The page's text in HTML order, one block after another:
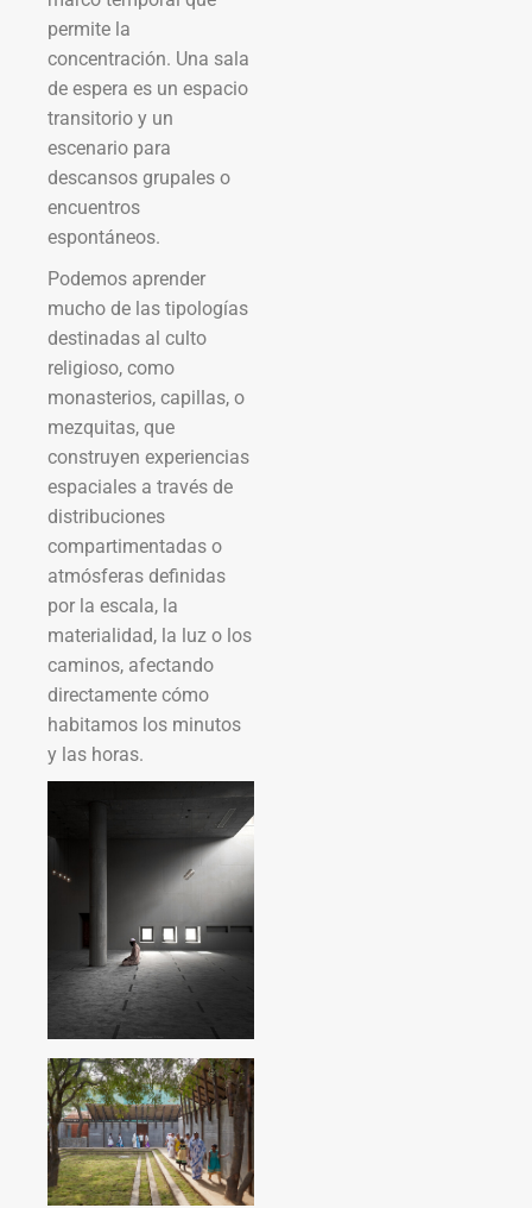
permite la
concentración. Una sala
de espera es un espacio
transitorio y un
escenario para
descansos grupales o
encuentros
espontáneos.
Podemos aprender
mucho de las tipologías
destinadas al culto
religioso, como
monasterios, capillas, o
mezquitas, que
construyen experiencias
espaciales a través de
distribuciones
compartimentadas o
atmósferas definidas
por la escala, la
materialidad, la luz o los
caminos, afectando
directamente cómo
habitamos los minutos
y las horas.